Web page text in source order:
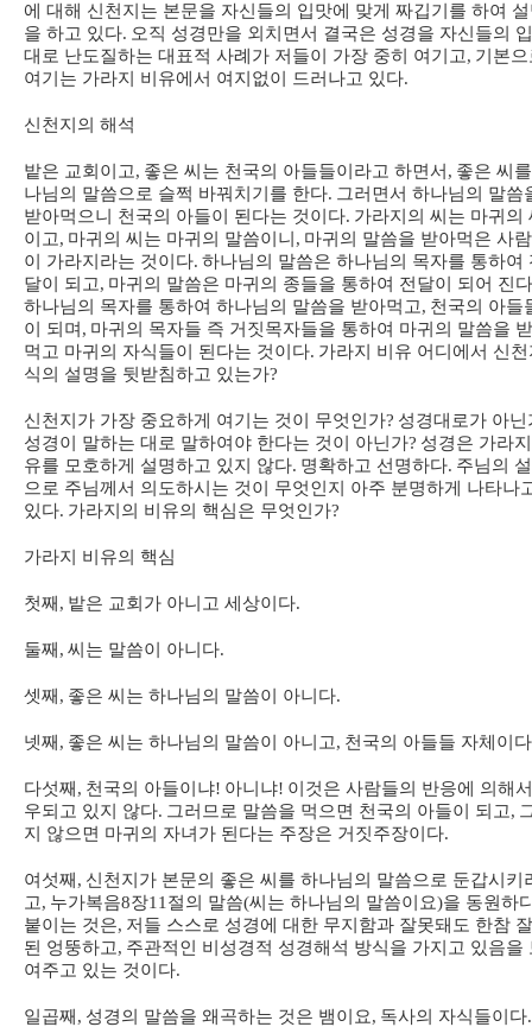
에 대해 신천지는 본문을 자신들의 입맛에 맞게 짜깁기를 하여
을 하고 있다. 오직 성경만을 외치면서 결국은 성경을 자신들의
대로 난도질하는 대표적 사례가 저들이 가장 중히 여기고, 기본으
여기는 가라지 비유에서 여지없이 드러나고 있다.
신천지의 해석
밭은 교회이고, 좋은 씨는 천국의 아들들이라고 하면서 , 좋은 씨
나님의 말씀으로 슬쩍 바꿔치기를 한다. 그러면서 하나님의 말씀
받아먹으니 천국의 아들이 된다는 것이다. 가라지의 씨는 마귀의
이고, 마귀의 씨는 마귀의 말씀이니 , 마귀의 말씀을 받아먹은 사
이 가라지라는 것이다. 하나님의 말씀은 하나님의 목자를 통하여
달이 되고, 마귀의 말씀은 마귀의 종들을 통하여 전달이 되어 진다
하나님의 목자를 통하여 하나님의 말씀을 받아먹고, 천국의 아들
이 되며 , 마귀의 목자들 즉 거짓목자들을 통하여 마귀의 말씀을
먹고 마귀의 자식들이 된다는 것이다. 가라지 비유 어디에서 신천
식의 설명을 뒷받침하고 있는가?
신천지가 가장 중요하게 여기는 것이 무엇인가? 성경대로가 아닌
성경이 말하는 대로 말하여야 한다는 것이 아닌가? 성경은 가라
유를 모호하게 설명하고 있지 않다. 명확하고 선명하다. 주님의
으로 주님께서 의도하시는 것이 무엇인지 아주 분명하게 나타나
있다. 가라지의 비유의 핵심은 무엇인가?
가라지 비유의 핵심
첫째 , 밭은 교회가 아니고 세상이다.
둘째 , 씨는 말씀이 아니다.
셋째 , 좋은 씨는 하나님의 말씀이 아니다.
넷째 , 좋은 씨는 하나님의 말씀이 아니고, 천국의 아들들 자체이다
다섯째 , 천국의 아들이냐! 아니냐! 이것은 사람들의 반응에 의해
우되고 있지 않다. 그러므로 말씀을 먹으면 천국의 아들이 되고,
지 않으면 마귀의 자녀가 된다는 주장은 거짓주장이다.
여섯째 , 신천지가 본문의 좋은 씨를 하나님의 말씀으로 둔갑시키
고, 누가복음8장11 절의 말씀(씨는 하나님의 말씀이요)을 동원하
붙이는 것은, 저들 스스로 성경에 대한 무지함과 잘못돼도 한참
된 엉뚱하고, 주관적인 비성경적 성경해석 방식을 가지고 있음을
여주고 있는 것이다.
일곱째 , 성경의 말씀을 왜곡하는 것은 뱀이요, 독사의 자식들이다.